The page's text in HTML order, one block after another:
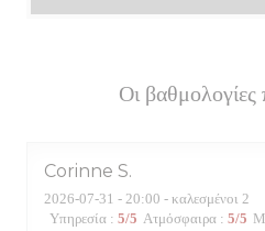
Οι
Corinne S
2026-07-31 - 20:00 - καλεσμένοι 2
Υπηρεσία : 5/5 Ατμόσφαιρα : 5/5